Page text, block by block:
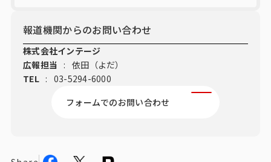
報道機関からのお問い合わせ
株式会社インテージ
広報担当 : 依田（よだ）
TEL : 03-5294-6000
フォームでのお問い合わせ